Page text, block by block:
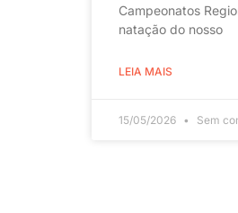
Campeonatos
natação do nosso
LEIA MAIS
15/05/2026 Sem